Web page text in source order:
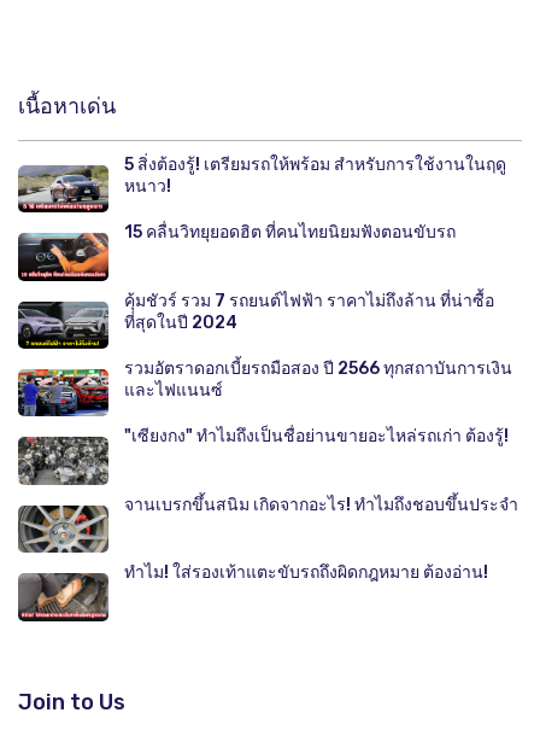
เนื้อหาเด่น
5 สิ่งต้องรู้! เตรียมรถให้พร้อม สำหรับการใช้งานในฤดู
หนาว!
15 คลื่นวิทยุยอดฮิต ที่คนไทยนิยมฟังตอนขับรถ
คุ้มชัวร์ รวม 7 รถยนต์ไฟฟ้า ราคาไม่ถึงล้าน ที่น่าซื้อ
ที่สุดในปี 2024
รวมอัตราดอกเบี้ยรถมือสอง ปี 2566 ทุกสถาบันการเงิน
และไฟแนนซ์
"เซียงกง" ทำไมถึงเป็นชื่อย่านขายอะไหล่รถเก่า ต้องรู้!
จานเบรกขึ้นสนิม เกิดจากอะไร! ทำไมถึงชอบขึ้นประจำ
ทำไม! ใส่รองเท้าแตะขับรถถึงผิดกฎหมาย ต้องอ่าน!
Join to Us